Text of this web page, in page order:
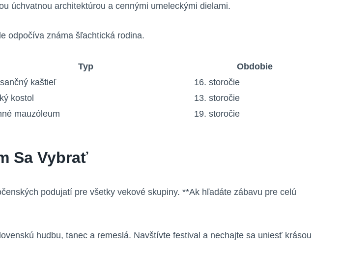
úchvatnou architektúrou a cennými umeleckými dielami.
odpočíva známa šľachtická rodina.
Typ
Obdobie
kaštieľ
16. storočie
kostol
13. storočie
mauzóleum 19. storočie
Sa Vybrať
podujatí pre všetky vekové skupiny. **Ak hľadáte zábavu pre celú
hudbu, tanec a remeslá. Navštívte festival a nechajte sa uniesť krásou